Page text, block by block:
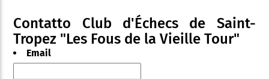
Contatto Club d'Échecs de Saint-
Tropez "Les Fous de la Vieille Tour"
Email